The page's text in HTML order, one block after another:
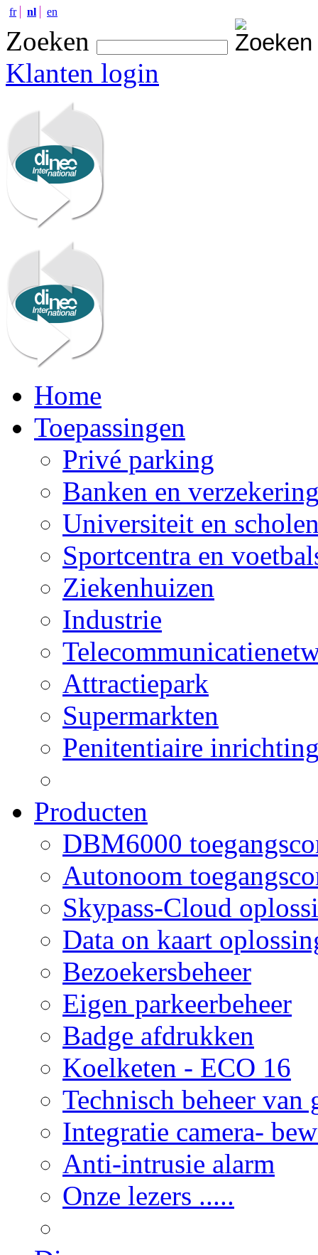
fr nl en
Zoeken
Klanten login
Home
Toepassingen
Privé parking
Banken en
Universiteit en
Sportcentra en
Ziekenhuizen
Industrie
Attractiepark
Supermarkten
Penitentiaire
Producten
DBM6000
Autonoom
Skypass-Cloud
Data on kaart
Bezoekersbeheer
Eigen parkeerbeheer
Badge afdrukken
Koelketen - ECO 16
Technisch beheer van
Integratie camera-
Anti-intrusie alarm
Onze lezers .....